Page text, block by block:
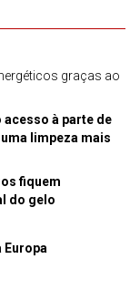
graças ao
acesso à parte de
limpeza mais
fiquem
do gelo